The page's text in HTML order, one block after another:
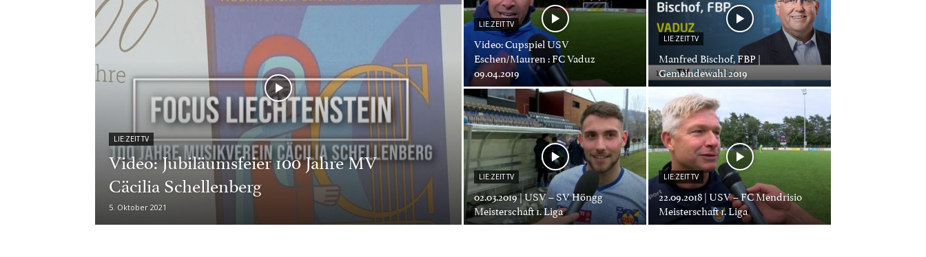
LIE:ZEIT TV
Video: Jubiläumsfeier 100 Jahre MV
Cäcilia Schellenberg
5. Oktober 2021
LIE:ZEIT TV
Video: Cupspiel USV
Eschen/Mauren : FC Vaduz
09.04.2019
LIE:ZEIT TV
Manfred Bischof, FBP |
Gemeindewahl 2019
LIE:ZEIT TV
02.03.2019 | USV – SV Höngg
Meisterschaft 1. Liga
LIE:ZEIT TV
22.09.2018 | USV – FC Mendrisio
Meisterschaft 1. Liga